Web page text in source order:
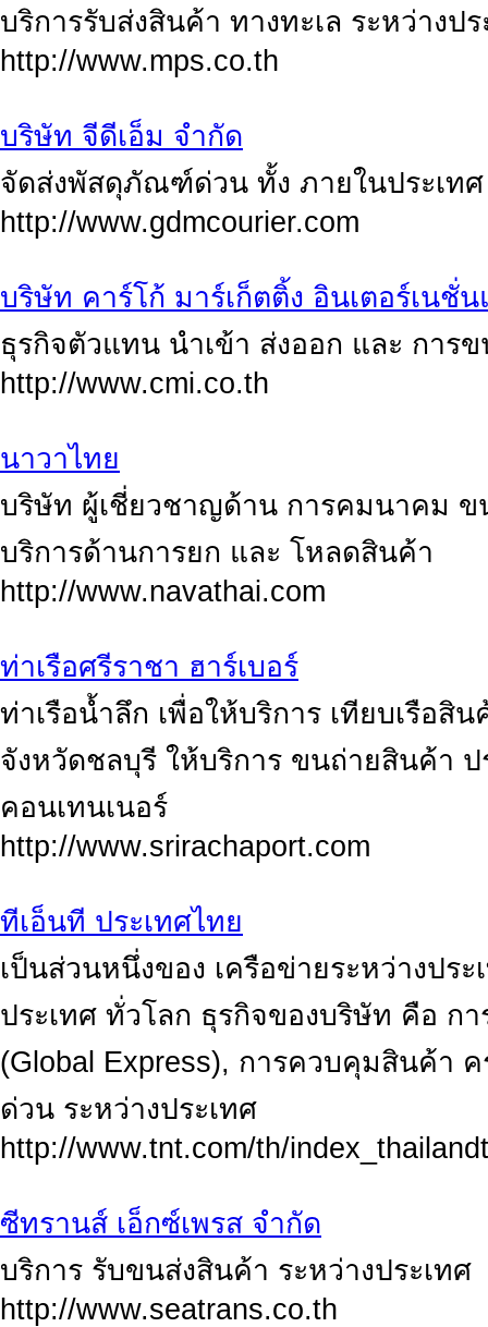
บริการรับส่งสินค้า ทางทะเล ระหว่างปร
http://www.mps.co.th
บริษัท จีดีเอ็ม จำกัด
จัดส่งพัสดุภัณฑ์ด่วน ทั้ง ภายในประเทศ
http://www.gdmcourier.com
บริษัท คาร์โก้ มาร์เก็ตติ้ง อินเตอร์เนชั่
ธุรกิจตัวแทน นำเข้า ส่งออก และ การ
http://www.cmi.co.th
นาวาไทย
บริษัท ผู้เชี่ยวชาญด้าน การคมนาคม ข
บริการด้านการยก และ โหลดสินค้า
http://www.navathai.com
ท่าเรือศรีราชา ฮาร์เบอร์
ท่าเรือน้ำลึก เพื่อให้บริการ เทียบเรือสิ
จังหวัดชลบุรี ให้บริการ ขนถ่ายสินค้า
คอนเทนเนอร์
http://www.srirachaport.com
ทีเอ็นที ประเทศไทย
เป็นส่วนหนึ่งของ เครือข่ายระหว่างปร
ประเทศ ทั่วโลก ธุรกิจของบริษัท คือ ก
(Global Express), การควบคุมสินค้า ค
ด่วน ระหว่างประเทศ
http://www.tnt.com/th/
ซีทรานส์ เอ็กซ์เพรส จำกัด
บริการ รับขนส่งสินค้า ระหว่างประเทศ
http://www.seatrans.co.th